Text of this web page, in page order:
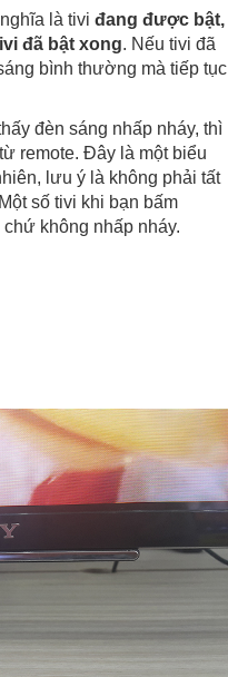
là tivi đang được bật,
đã bật xong. Nếu tivi đã
bình thường mà tiếp tục
đèn sáng nhấp nháy, thì
remote. Đây là một biểu
lưu ý là không phải tất
số tivi khi bạn bấm
không nhấp nháy.